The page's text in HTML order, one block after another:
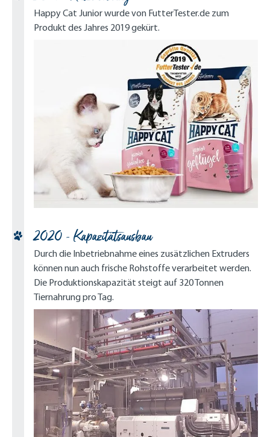
Happy Cat Junior wurde von FutterTester.de zum
Produkt des Jahres 2019 gekürt.
2020 - Kapazitätsausbau
Durch die Inbetriebnahme eines zusätzlichen Extruders
können nun auch frische Rohstoffe verarbeitet werden.
Die Produktionskapazität steigt auf 320 Tonnen
Tiernahrung pro Tag.